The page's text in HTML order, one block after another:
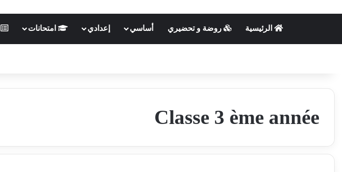
الرئيسية روضة و تحضيري أساسي إعدادي امتحانات
Classe 3 ème année